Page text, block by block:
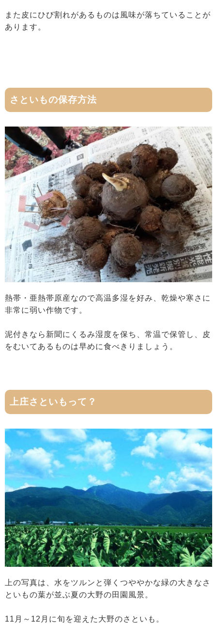
また皮にひび割れがあるものは風味が落ちていることが
あります。
さといもの保存方法
熱帯・亜熱帯原産なので高温多湿を好み、乾燥や寒さに
非常に弱い作物です。
泥付きなら新聞にくるみ湿度を保ち、常温で保管し、皮
をむいてあるものは早めに食べきりましょう。
上庄さといもって？
上の写真は、水をツルンと弾くつややかな緑の大きなさ
といもの葉が並ぶ夏の大野の田園風景。
11月～12月に旬を迎えた大野のさといも。